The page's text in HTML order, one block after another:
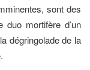
sont des
mortifère d’un
dégringolade de la